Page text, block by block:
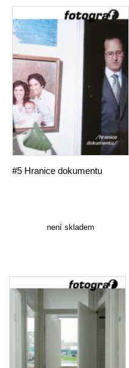
#5 Hranice dokumentu
není skladem